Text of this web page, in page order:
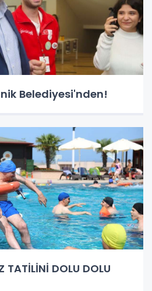
Belediyesi'nden!
TATİLİNİ DOLU DOLU